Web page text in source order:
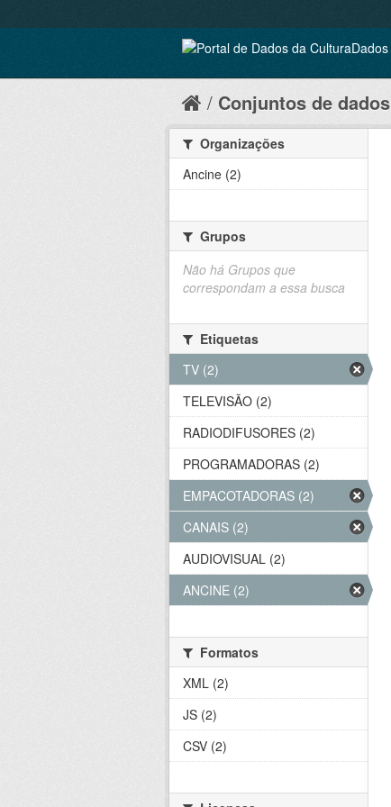
Conjuntos de dados
Organizações
Ancine (2)
Grupos
Não há Grupos que
correspondam a essa busca
Etiquetas
TV (2)
TELEVISÃO (2)
RADIODIFUSORES (2)
PROGRAMADORAS (2)
EMPACOTADORAS (2)
CANAIS (2)
AUDIOVISUAL (2)
ANCINE (2)
Formatos
XML (2)
JS (2)
CSV (2)